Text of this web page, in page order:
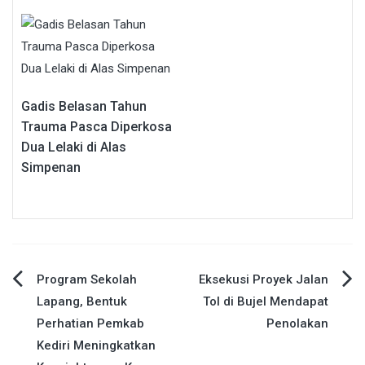
Gadis Belasan Tahun
Trauma Pasca Diperkosa
Dua Lelaki di Alas
Simpenan
Navigasi
pos
Program Sekolah
Lapang, Bentuk
Perhatian Pemkab
Kediri Meningkatkan
Eksekusi Proyek Jalan
Tol di Bujel Mendapat
Penolakan